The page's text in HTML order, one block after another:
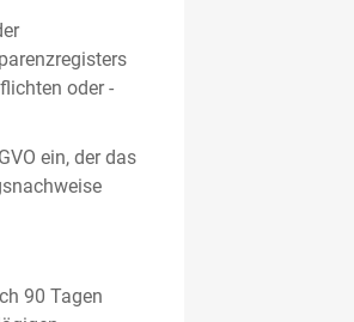
oder -
ein, der das
90 Tagen